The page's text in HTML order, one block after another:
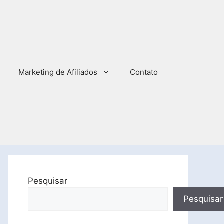
Marketing de Afiliados Contato
Pesquisar
Pesquisar